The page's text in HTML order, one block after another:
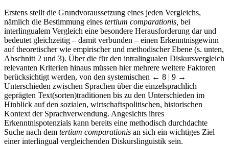
Erstens stellt die Grundvoraussetzung eines jeden Vergleichs,
nämlich die Bestimmung eines tertium comparationis, bei
interlingualem Vergleich eine besondere Herausforderung dar und
bedeutet gleichzeitig – damit verbunden – einen Erkenntnisgewinn
auf theoretischer wie empirischer und methodischer Ebene (s. unten,
Abschnitt 2 und 3). Über die für den intralingualen Diskursvergleich
relevanten Kriterien hinaus müssen hier mehrere weitere Faktoren
berücksichtigt werden, von den systemischen ← 8 | 9 →
Unterschieden zwischen Sprachen über die einzelsprachlich
geprägten Text(sorten)traditionen bis zu den Unterschieden im
Hinblick auf den sozialen, wirtschaftspolitischen, historischen
Kontext der Sprachverwendung. Angesichts ihres
Erkenntnispotenzials kann bereits eine methodisch durchdachte
Suche nach dem tertium comparationis an sich ein wichtiges Ziel
einer interlingual vergleichenden Diskurslinguistik sein.